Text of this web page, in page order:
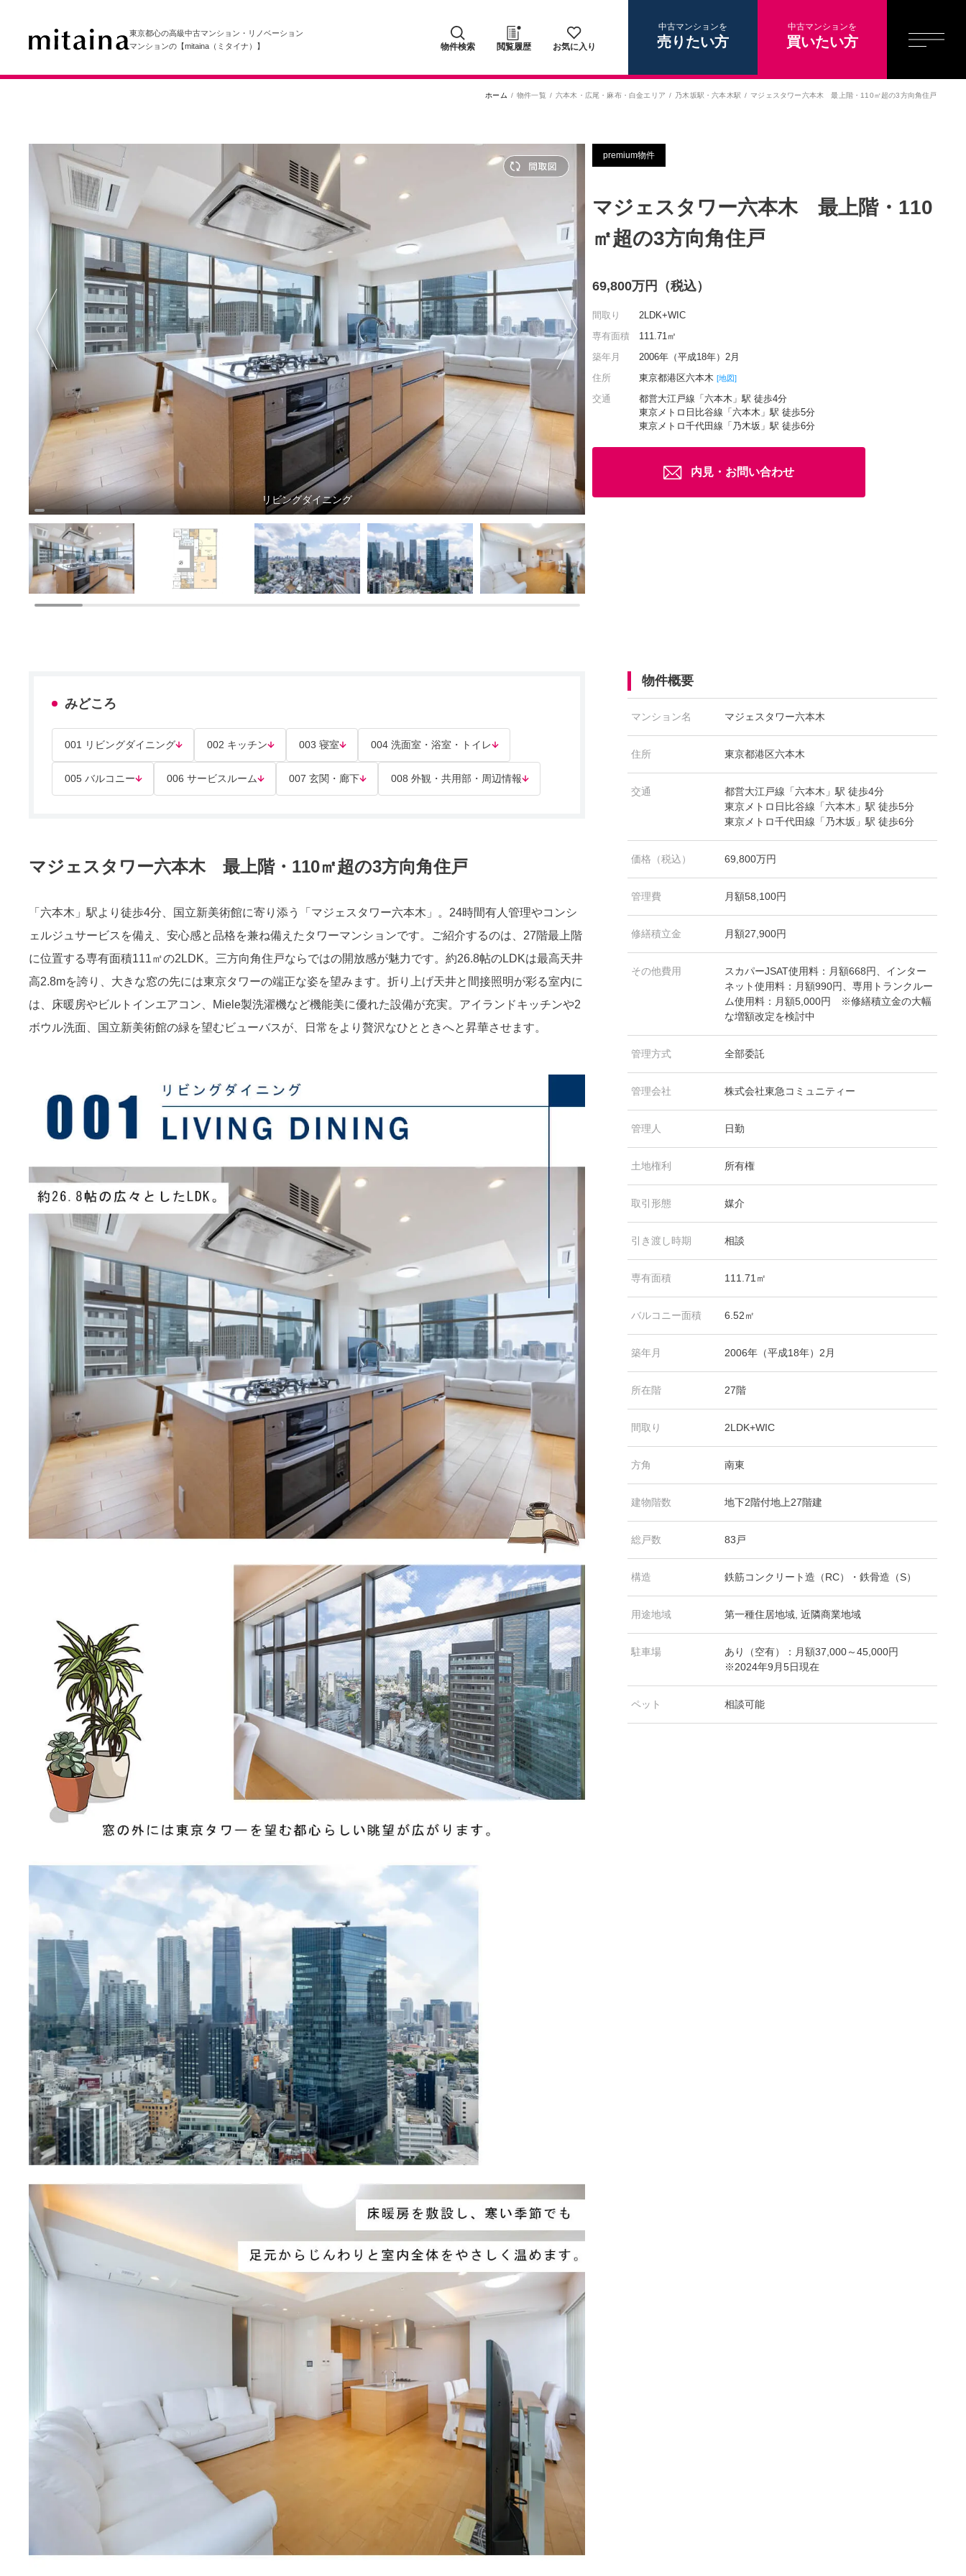
東京都心の高級中古マンション・リノベーション
マンションの【mitaina（ミタイナ）】
物件検索 閲覧履歴 お気に入り
中古マンションを
売りたい方
中古マンションを
買いたい方
ホーム 物件一覧 六本木・広尾・麻布・白金エリア 乃木坂駅 ・六本木駅 マジェスタワー六本木 最上階・110㎡超の3方向角住戸
リビングダイニング
premium物件
マジェスタワー六本木 最上階・110
㎡超の3方向角住戸
69,800万円（税込）
間取り
2LDK+WIC
専有面積
111.71㎡
築年月
2006年（平成18年）2月
住所
東京都港区六本木 [地図]
交通
都営大江戸線「六本木」駅 徒歩4分
東京メトロ日比谷線「六本木」駅 徒歩5分
東京メトロ千代田線「乃木坂」駅 徒歩6分
内見・お問い合わせ
みどころ
001 リビングダイニング 002 キッチン 003 寝室 004 洗面室・浴室・トイレ
005 バルコニー 006 サービスルーム 007 玄関・廊下 008 外観・共用部・周辺情報
マジェスタワー六本木 最上階・110㎡超の3方向角住戸
「六本木」駅より徒歩4分、国立新美術館に寄り添う「マジェスタワー六本木」。24時間有人管理やコンシ
ェルジュサービスを備え、安心感と品格を兼ね備えたタワーマンションです。ご紹介するのは、27階最上階
に位置する専有面積111㎡の2LDK。三方向角住戸ならではの開放感が魅力です。約26.8帖のLDKは最高天井
高2.8mを誇り、大きな窓の先には東京タワーの端正な姿を望みます。折り上げ天井と間接照明が彩る室内に
は、床暖房やビルトインエアコン、Miele製洗濯機など機能美に優れた設備が充実。アイランドキッチンや2
ボウル洗面、国立新美術館の緑を望むビューバスが、日常をより贅沢なひとときへと昇華させます。
物件概要
マンション名 マジェスタワー六本木
住所 東京都港区六本木
交通
都営大江戸線「六本木」駅 徒歩4分
東京メトロ日比谷線「六本木」駅 徒歩5分
東京メトロ千代田線「乃木坂」駅 徒歩6分
価格（税込） 69,800万円
管理費 月額58,100円
修繕積立金 月額27,900円
その他費用
スカパーJSAT使用料：月額668円、インター
ネット使用料：月額990円、専用トランクルー
ム使用料：月額5,000円 ※修繕積立金の大幅
な増額改定を検討中
管理方式 全部委託
管理会社 株式会社東急コミュニティー
管理人 日勤
土地権利 所有権
取引形態 媒介
引き渡し時期 相談
専有面積 111.71㎡
バルコニー面積 6.52㎡
築年月 2006年（平成18年）2月
所在階 27階
間取り 2LDK+WIC
方角 南東
建物階数 地下2階付地上27階建
総戸数 83戸
構造 鉄筋コンクリート造（RC）・鉄骨造（S）
用途地域 第一種住居地域, 近隣商業地域
駐車場
あり（空有）：月額37,000～45,000円
※2024年9月5日現在
ペット 相談可能